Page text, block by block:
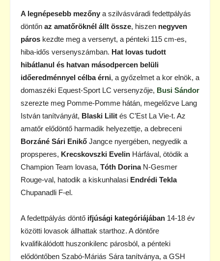
A legnépesebb mezőny a szilvásváradi fedettpályás
döntőn az amatőröknél állt össze, hiszen negyven
páros kezdte meg a versenyt, a pénteki 115 cm-es,
hiba-idős versenyszámban. Hat lovas tudott
hibátlanul és hatvan másodpercen belüli
időeredménnyel célba érni, a győzelmet a kor elnök, a
domaszéki Equest-Sport LC versenyzője, Busi Sándor
szerezte meg Pomme-Pomme hátán, megelőzve Lang
István tanítványát, Blaski Lilit és C’Est La Vie-t. Az
amatőr elődöntő harmadik helyezettje, a debreceni
Borzáné Sári Enikő Jangce nyergében, negyedik a
propsperes, Krecskovszki Evelin Hárfával, ötödik a
Champion Team lovasa, Tóth DorinaN-Gesmer
Rouge-val, hatodik a kiskunhalasi Endrédi Tekla
Chupanadli F-el.
A fedettpályás döntő ifjúsági kategóriájában 14-18 év
közötti lovasok állhattak starthoz. A döntőre
kvalifikálódott huszonkilenc párosból, a pénteki
elődöntőben Szabó-Máriás Sára tanítványa, a GSH